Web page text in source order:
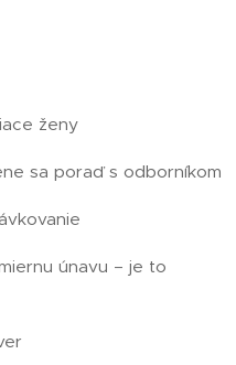
ženy
sa poraď s odborníkom
únavu – je to